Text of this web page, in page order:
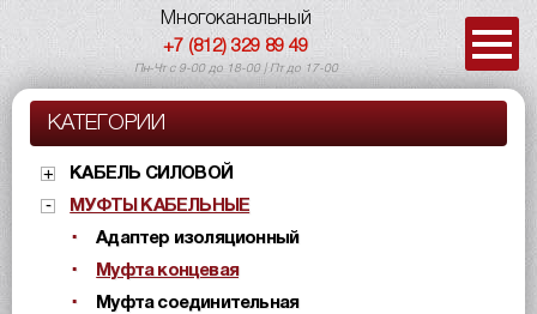
Многоканальный
+7 (812) 329 89 49
Пн-Чт с 9-00 до 18-00 | Пт до 17-00
КАТЕГОРИИ
КАБЕЛЬ СИЛОВОЙ
МУФТЫ КАБЕЛЬНЫЕ
Адаптер изоляционный
Муфта концевая
Муфта соединительная